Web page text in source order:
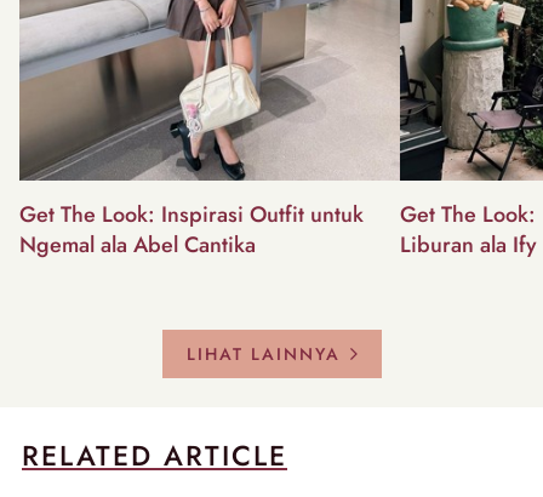
Get The Look: Inspirasi Outfit untuk
Ngemal ala Abel Cantika
Get The
Liburan ala Ify
LIHAT LAINNYA
RELATED ARTICLE